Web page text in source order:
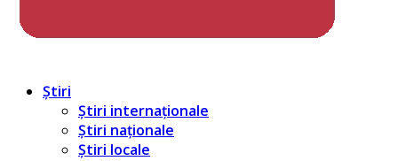
Știri
Știri internaționale
Știri naționale
Știri locale